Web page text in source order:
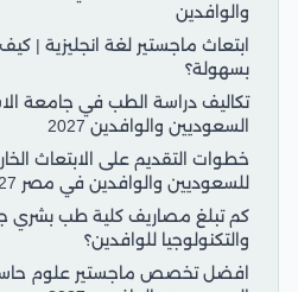
والوافدين
ابتعاث ماجستير لغة انجليزية |
بسهولة؟
تكاليف دراسة الطب في جامعة
السعوديين والوافدين 2027
خطوات التقديم على الابتعاث
للسعوديين والوافدين في مصر 2027
كم تبلغ مصاريف كلية طب بشري
والتكنولوجيا للوافدين؟
افضل تخصص ماجستير علوم